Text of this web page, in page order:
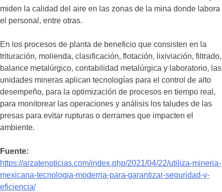
miden la calidad del aire en las zonas de la mina donde labora
el personal, entre otras.
En los procesos de planta de beneficio que consisten en la
trituración, molienda, clasificación, flotación, lixiviación, filtrado,
balance metalúrgico, contabilidad metalúrgica y laboratorio, las
unidades mineras aplican tecnologías para el control de alto
desempeño, para la optimización de procesos en tiempo real,
para monitorear las operaciones y análisis los taludes de las
presas para evitar rupturas o derrames que impacten el
ambiente.
Fuente:
https://arzatenoticias.com/index.php/2021/04/22/utiliza-mineria-
mexicana-tecnologia-moderna-para-garantizar-seguridad-y-
eficiencia/